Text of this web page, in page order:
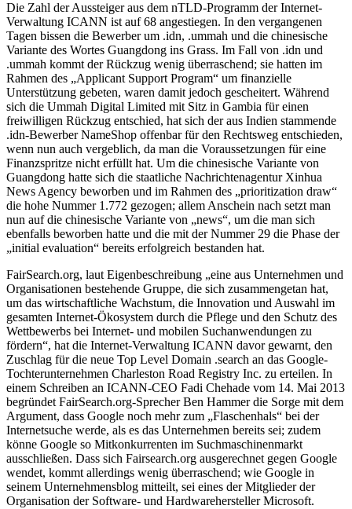
Die Zahl der Aussteiger aus dem nTLD-Programm der Internet-
Verwaltung ICANN ist auf 68 angestiegen. In den vergangenen
Tagen bissen die Bewerber um .idn, .ummah und die chinesische
Variante des Wortes Guangdong ins Grass. Im Fall von .idn und
.ummah kommt der Rückzug wenig überraschend; sie hatten im
Rahmen des „Applicant Support Program“ um finanzielle
Unterstützung gebeten, waren damit jedoch gescheitert. Während
sich die Ummah Digital Limited mit Sitz in Gambia für einen
freiwilligen Rückzug entschied, hat sich der aus Indien stammende
.idn-Bewerber NameShop offenbar für den Rechtsweg entschieden,
wenn nun auch vergeblich, da man die Voraussetzungen für eine
Finanzspritze nicht erfüllt hat. Um die chinesische Variante von
Guangdong hatte sich die staatliche Nachrichtenagentur Xinhua
News Agency beworben und im Rahmen des „prioritization draw“
die hohe Nummer 1.772 gezogen; allem Anschein nach setzt man
nun auf die chinesische Variante von „news“, um die man sich
ebenfalls beworben hatte und die mit der Nummer 29 die Phase der
„initial evaluation“ bereits erfolgreich bestanden hat.
FairSearch.org, laut Eigenbeschreibung „eine aus Unternehmen und
Organisationen bestehende Gruppe, die sich zusammengetan hat,
um das wirtschaftliche Wachstum, die Innovation und Auswahl im
gesamten Internet-Ökosystem durch die Pflege und den Schutz des
Wettbewerbs bei Internet- und mobilen Suchanwendungen zu
fördern“, hat die Internet-Verwaltung ICANN davor gewarnt, den
Zuschlag für die neue Top Level Domain .search an das Google-
Tochterunternehmen Charleston Road Registry Inc. zu erteilen. In
einem Schreiben an ICANN-CEO Fadi Chehade vom 14. Mai 2013
begründet FairSearch.org-Sprecher Ben Hammer die Sorge mit dem
Argument, dass Google noch mehr zum „Flaschenhals“ bei der
Internetsuche werde, als es das Unternehmen bereits sei; zudem
könne Google so Mitkonkurrenten im Suchmaschinenmarkt
ausschließen. Dass sich Fairsearch.org ausgerechnet gegen Google
wendet, kommt allerdings wenig überraschend; wie Google in
seinem Unternehmensblog mitteilt, sei eines der Mitglieder der
Organisation der Software- und Hardwarehersteller Microsoft.